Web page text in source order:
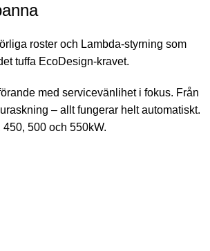
roster och Lambda-styrning som
tuffa EcoDesign-kravet.
med servicevänlihet i fokus. Från
– allt fungerar helt automatiskt.
500 och 550kW.